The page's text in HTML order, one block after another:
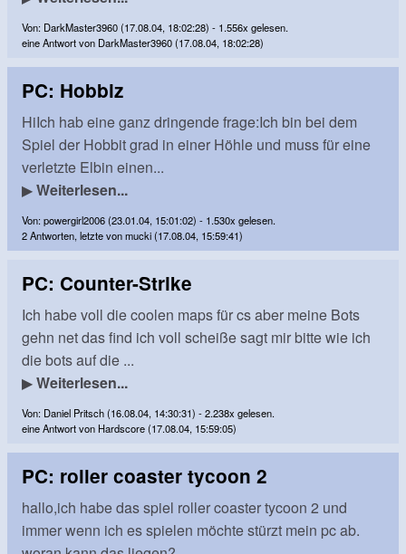
Von: DarkMaster3960 (17.08.04, 18:02:28) - 1.556x gelesen.
eine Antwort von DarkMaster3960 (17.08.04, 18:02:28)
PC: Hobbiz
HiIch hab eine ganz dringende frage:Ich bin bei dem
Spiel der Hobbit grad in einer Höhle und muss für eine
verletzte Elbin einen...
▶Weiterlesen...
Von: powergirl2006 (23.01.04, 15:01:02) - 1.530x gelesen.
2 Antworten, letzte von mucki (17.08.04, 15:59:41)
PC: Counter-Strike
Ich habe voll die coolen maps für cs aber meine Bots
gehn net das find ich voll scheiße sagt mir bitte wie ich
die bots auf die ...
▶Weiterlesen...
Von: Daniel Pritsch (16.08.04, 14:30:31) - 2.238x gelesen.
eine Antwort von Hardscore (17.08.04, 15:59:05)
PC: roller coaster tycoon 2
hallo,ich habe das spiel roller coaster tycoon 2 und
immer wenn ich es spielen möchte stürzt mein pc ab.